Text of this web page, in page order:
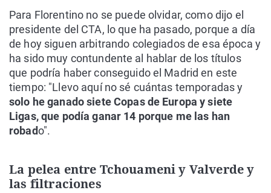
Para Florentino no se puede olvidar, como dijo el
presidente del CTA, lo que ha pasado, porque a día
de hoy siguen arbitrando colegiados de esa época y
ha sido muy contundente al hablar de los títulos
que podría haber conseguido el Madrid en este
tiempo: "Llevo aquí no sé cuántas temporadas y
solo he ganado siete Copas de Europa y siete
Ligas, que podía ganar 14 porque me las han
robado".
La pelea entre Tchouameni y Valverde y
las filtraciones